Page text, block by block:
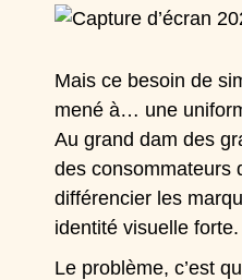
Mais ce besoin de
mené à… une
Au grand dam des
des consommateurs
différencier les
identité visuelle forte.
Le problème, c’est